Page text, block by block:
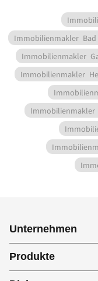
Immobilienmakler
Immobilienmakler
Immobilienmakler
Immobilienmakler
Unternehmen
Produkte